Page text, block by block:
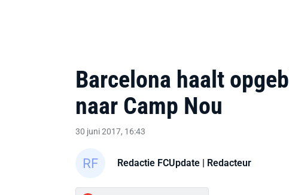
Barcelona haalt
naar Camp Nou
30 juni 2017, 16:43
Redactie FCUpdate | Redacteur